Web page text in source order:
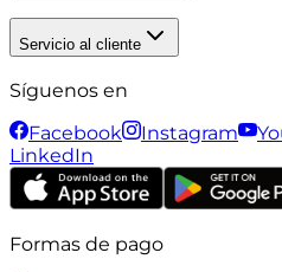
Servicio al cliente
Síguenos en
Facebook
Instagram
LinkedIn
Formas de pago